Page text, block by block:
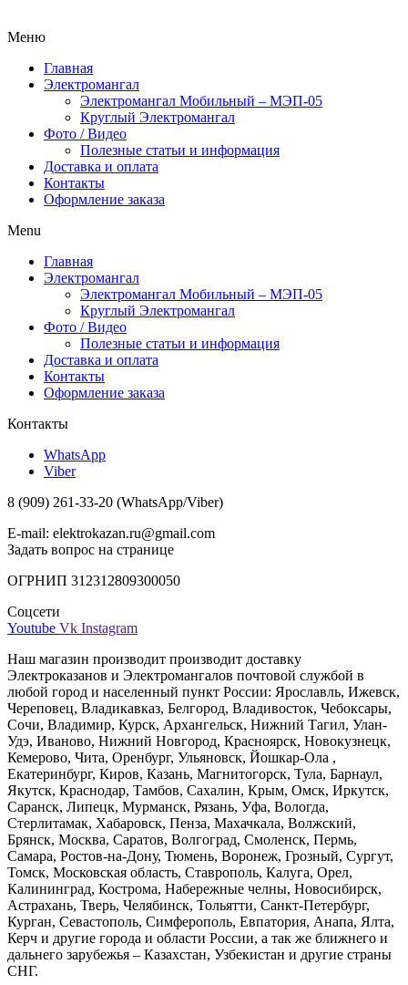
Меню
Главная
Электромангал
Электромангал Мобильный – МЭП-05
Круглый Электромангал
Фото / Видео
Полезные статьи и информация
Доставка и оплата
Контакты
Оформление заказа
Menu
Главная
Электромангал
Электромангал Мобильный – МЭП-05
Круглый Электромангал
Фото / Видео
Полезные статьи и информация
Доставка и оплата
Контакты
Оформление заказа
Контакты
WhatsApp
Viber
8 (909) 261-33-20 (WhatsApp/Viber)
E-mail: elektrokazan.ru@gmail.com
Задать вопрос на странице
ОГРНИП 312312809300050
Соцсети
Youtube Vk Instagram
Наш магазин производит производит доставку
Электроказанов и Электромангалов почтовой службой в
любой город и населенный пункт России: Ярославль, Ижевск,
Череповец, Владикавказ, Белгород, Владивосток, Чебоксары,
Сочи, Владимир, Курск, Архангельск, Нижний Тагил, Улан-
Удэ, Иваново, Нижний Новгород, Красноярск, Новокузнецк,
Кемерово, Чита, Оренбург, Ульяновск, Йошкар-Ола ,
Екатеринбург, Киров, Казань, Магнитогорск, Тула, Барнаул,
Якутск, Краснодар, Тамбов, Сахалин, Крым, Омск, Иркутск,
Саранск, Липецк, Мурманск, Рязань, Уфа, Вологда,
Стерлитамак, Хабаровск, Пенза, Махачкала, Волжский,
Брянск, Москва, Саратов, Волгоград, Смоленск, Пермь,
Самара, Ростов-на-Дону, Тюмень, Воронеж, Грозный, Сургут,
Томск, Московская область, Ставрополь, Калуга, Орел,
Калининград, Кострома, Набережные челны, Новосибирск,
Астрахань, Тверь, Челябинск, Тольятти, Санкт-Петербург,
Курган, Севастополь, Симферополь, Евпатория, Анапа, Ялта,
Керч и другие города и области России, а так же ближнего и
дальнего зарубежья – Казахстан, Узбекистан и другие страны
СНГ.